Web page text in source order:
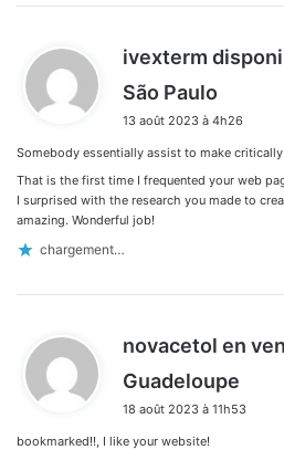
ivexterm
São Paulo
t
13 août 2023 à 4h26
Somebody essentially assist to make critically
That is the first time I frequented your web
I surprised with the research you made to
amazing. Wonderful job!
chargement…
novacetol en
Guadeloupe
t
18 août 2023 à 11h53
bookmarked!!, I like your website!